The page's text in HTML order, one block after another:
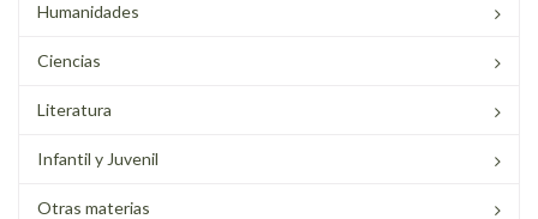
Humanidades
Ciencias
Literatura
Infantil y Juvenil
Otras materias